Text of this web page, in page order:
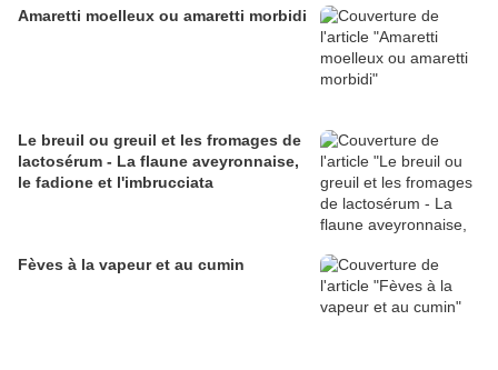
Amaretti moelleux ou amaretti morbidi
Le breuil ou greuil et les fromages de
lactosérum - La flaune aveyronnaise,
le fadione et l'imbrucciata
Fèves à la vapeur et au cumin